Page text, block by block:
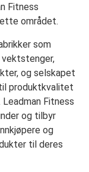
Fitness
området.
som
vektstenger,
og selskapet
produktkvalitet
Fitness
og tilbyr
og
til deres